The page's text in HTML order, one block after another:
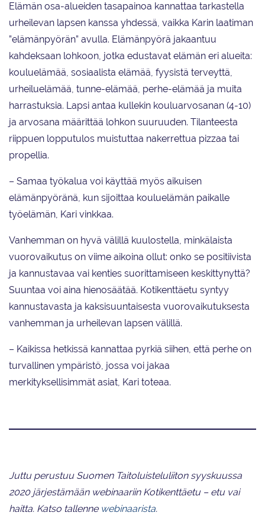
Elämän osa-alueiden tasapainoa kannattaa tarkastella
urheilevan lapsen kanssa yhdessä, vaikka Karin laatiman
”elämänpyörän” avulla. Elämänpyörä jakaantuu
kahdeksaan lohkoon, jotka edustavat elämän eri alueita:
kouluelämää, sosiaalista elämää, fyysistä terveyttä,
urheiluelämää, tunne-elämää, perhe-elämää ja muita
harrastuksia. Lapsi antaa kullekin kouluarvosanan (4-10)
ja arvosana määrittää lohkon suuruuden. Tilanteesta
riippuen lopputulos muistuttaa nakerrettua pizzaa tai
propellia.
– Samaa työkalua voi käyttää myös aikuisen
elämänpyöränä, kun sijoittaa kouluelämän paikalle
työelämän, Kari vinkkaa.
Vanhemman on hyvä välillä kuulostella, minkälaista
vuorovaikutus on viime aikoina ollut: onko se positiivista
ja kannustavaa vai kenties suorittamiseen keskittynyttä?
Suuntaa voi aina hienosäätää. Kotikenttäetu syntyy
kannustavasta ja kaksisuuntaisesta vuorovaikutuksesta
vanhemman ja urheilevan lapsen välillä.
– Kaikissa hetkissä kannattaa pyrkiä siihen, että perhe on
turvallinen ympäristö, jossa voi jakaa
merkityksellisimmät asiat, Kari toteaa.
Juttu perustuu Suomen Taitoluisteluliiton syyskuussa
2020 järjestämään webinaariin Kotikenttäetu – etu vai
haitta. Katso tallenne webinaarista.